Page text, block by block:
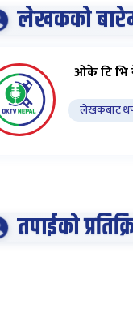
लेखकको
ओके टि भि
लेखकबाट
तपाईको